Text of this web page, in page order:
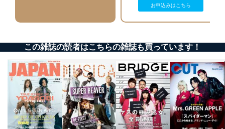
機器に標準装備されているユーザー制御機能（ユ
者を識別・認証しています。
外部からの不正アクセス等の防止
個人データを取り扱う機器等のオペレーティング
システムを最新の状態に保持しています。
個人データを取り扱う機器等にセキュリティ対策
ソフトウェア等を導入し、自動更新 機能等の活用
により、これを最新状態としています。
お申込みはこちら
この雑誌の読者はこちらの雑誌も買っています！